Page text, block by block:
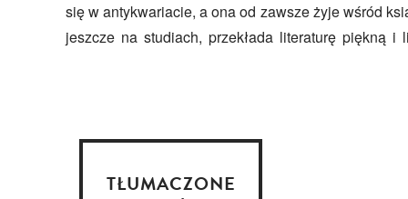
się w antykwariacie, a ona od zawsze żyje wśród
jeszcze na studiach, przekłada literaturę piękną i
TŁUMACZONE